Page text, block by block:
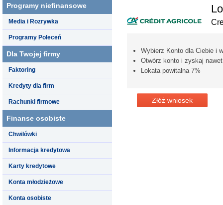
Programy niefinansowe
Media i Rozrywka
Programy Poleceń
Dla Twojej firmy
Faktoring
Kredyty dla firm
Rachunki firmowe
Finanse osobiste
Chwilówki
Informacja kredytowa
Karty kredytowe
Konta młodzieżowe
Konta osobiste
Wybierz Konto dla Ciebie i
Otwórz konto i zyskaj nawet
Lokata powitalna 7%
Złóż wniosek